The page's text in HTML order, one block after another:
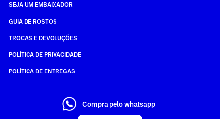
SEJA UM EMBAIXADOR
GUIA DE ROSTOS
TROCAS E DEVOLUÇÕES
POLÍTICA DE PRIVACIDADE
POLÍTICA DE ENTREGAS
Compra pelo whatsapp